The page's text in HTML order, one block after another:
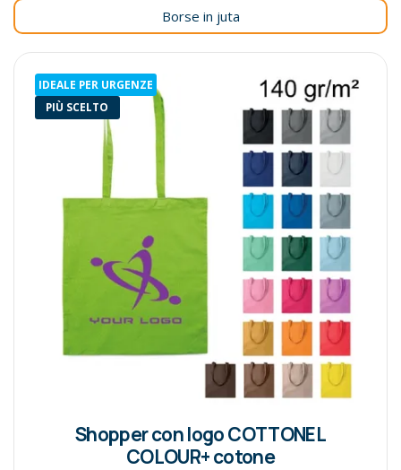
Borse in juta
IDEALE PER URGENZE
PIÙ SCELTO
Shopper con logo COTTONEL
COLOUR+ cotone